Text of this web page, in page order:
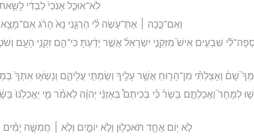
לֹֽא־אוּכַ֤ל אָנֹכִי֙ לְבַדִּ֔י
וְאִם־כָּ֣כָה ׀ אַתְּ־עֹ֣שֶׂה לִּ֗י הָרְגֵ֤נִי נָא֙ הָרֹ֔ג
שִׁבְעִ֣ים אִישׁ֮ מִזִּקְנֵ֣י יִשְׂרָאֵל֒ אֲשֶׁ֣ר יָדַ֔עְתָּ כִּי־הֵ֛ם זִקְנֵ֥י הָעָ֖ם
עִמְּךָ֮ שָׁם֒ וְאָצַלְתִּ֗י מִן־הָר֛וּחַ אֲשֶׁ֥ר עָלֶ֖יךָ וְשַׂמְתִּ֣י עֲלֵיהֶ֑ם וְנָשְׂא֤וּ אִתְּךָ֙
וַאֲכַלְתֶּ֣ם בָּשָׂר֒ כִּ֡י בְּכִיתֶם֩ בְּאָזְנֵ֨י יְהוָ֜ה לֵאמֹ֗ר מִ֤י יַאֲכִלֵ֙נוּ֙ בָּשָׂ֔ר
לֹ֣א י֥וֹם אֶחָ֛ד תֹּאכְל֖וּן וְלֹ֣א יוֹמָ֑יִם וְלֹ֣א ׀ חֲמִשָּׁ֣ה יָמִ֗ים